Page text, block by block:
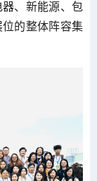
、新能源、包
的整体阵容集